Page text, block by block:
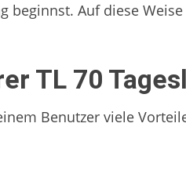
beginnst. Auf diese
TL 70
Benutzer viele